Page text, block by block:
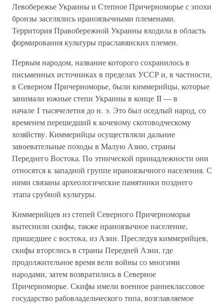
Левобережье Украины и Степное Причерноморье с эпохи
бронзы заселялись ираноязычными племенами.
Территория Правобережной Украины входила в область
формирования культуры праславянских племен.
Первым народом, название которого сохранилось в
письменных источниках в пределах УССР и, в частности,
в Северном Причерноморье, были киммерийцы, которые
занимали южные степи Украины в конце II — в
начале I тысячелетия до н. э. Это был оседлый народ, со
временем перешедший к кочевому скотоводческому
хозяйству. Киммерийцы осуществляли дальние
завоевательные походы в Малую Азию, страны
Переднего Востока. По этнической принадлежности они
относятся к западной группе ираноязычного населения. С
ними связаны археологические памятники позднего
этапа срубной культуры.
Киммерийцев из степей Северного Причерноморья
вытеснили скифы, также ираноязычное население,
пришедшее с востока, из Азии. Преследуя киммерийцев,
скифы вторглись в страны Передней Азии, где
продолжительное время вели войны со многими
народами, затем возвратились в Северное
Причерноморье. Скифы имели военное раннеклассовое
государство рабовладельческого типа, возглавляемое